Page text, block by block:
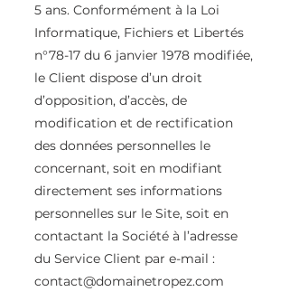
5 ans. Conformément à la Loi
Informatique, Fichiers et Libertés
n°78-17 du 6 janvier 1978 modifiée,
le Client dispose d’un droit
d’opposition, d’accès, de
modification et de rectification
des données personnelles le
concernant, soit en modifiant
directement ses informations
personnelles sur le Site, soit en
contactant la Société à l’adresse
du Service Client par e-mail :
contact@domainetropez.com